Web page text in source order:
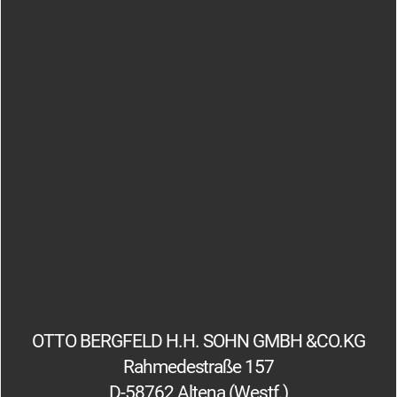
OTTO BERGFELD H.H. SOHN GMBH &CO.KG
Rahmedestraße 157